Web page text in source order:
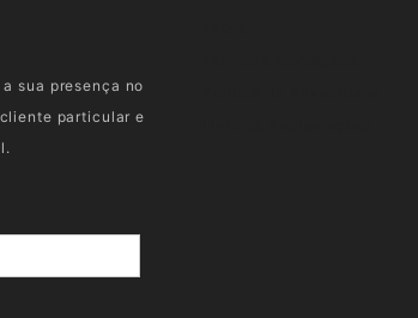
sua presença no
particular e